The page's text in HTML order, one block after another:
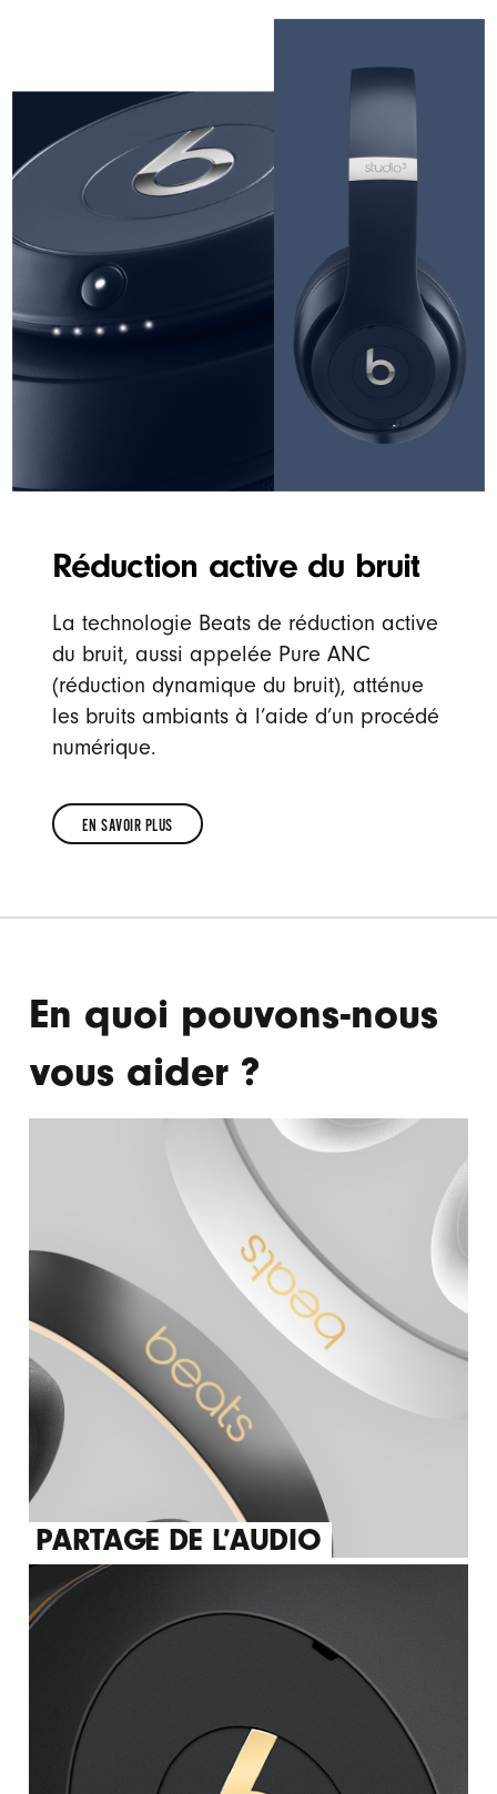
Réduction active du bruit
La technologie Beats de réduction active
du bruit, aussi appelée Pure ANC
(réduction dynamique du bruit), atténue
les bruits ambiants à l’aide d’un procédé
numérique.
EN SAVOIR PLUS
PLUS
En quoi pouvons-nous
vous aider ?
PARTAGE DE L’AUDIO